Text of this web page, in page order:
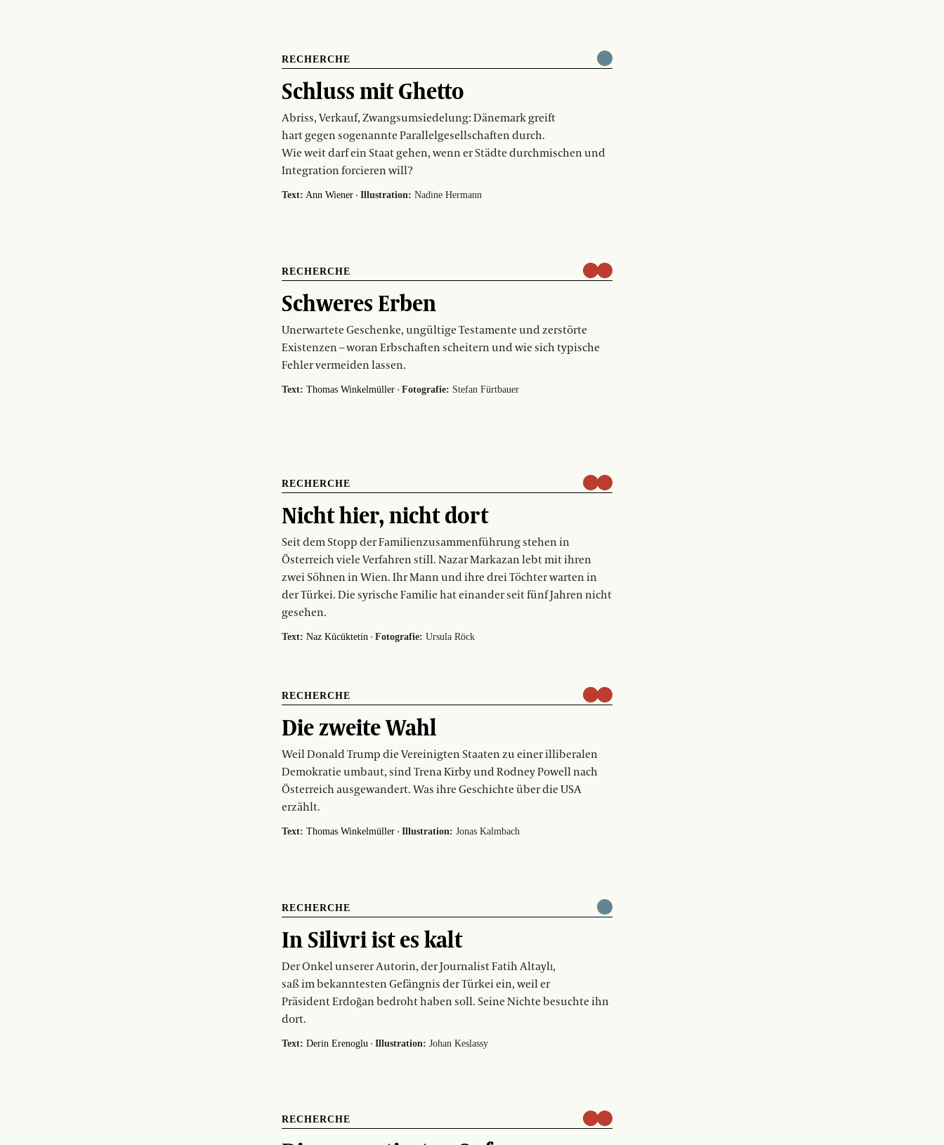
RECHERCHE
Schluss mit Ghetto
Abriss, Verkauf, Zwangsumsiedelung: Dänemark greift
hart gegen sogenannte Parallelgesellschaften durch.
Wie weit darf ein Staat gehen, wenn er Städte durchmischen und
Integration forcieren will?
Text: Ann Wiener· Illustration: Nadine Hermann
RECHERCHE
Schweres Erben
Unerwartete Geschenke, ungültige Testamente und zerstörte
Existenzen – woran Erbschaften scheitern und wie sich typische
Fehler vermeiden lassen.
Text: Thomas Winkelmüller· Fotografie: Stefan Fürtbauer
RECHERCHE
Nicht hier, nicht dort
Seit dem Stopp der Familienzusammenführung stehen in
Österreich viele Verfahren still. Nazar Markazan lebt mit ihren
zwei Söhnen in Wien. Ihr Mann und ihre drei Töchter warten in
der Türkei. Die syrische Familie hat einander seit fünf Jahren nicht
gesehen.
Text: Naz Kücüktetin· Fotografie: Ursula Röck
RECHERCHE
Die zweite Wahl
Weil Donald Trump die Vereinigten Staaten zu einer illiberalen
Demokratie umbaut, sind Trena Kirby und Rodney Powell nach
Österreich ausgewandert. Was ihre Geschichte über die USA
erzählt.
Text: Thomas Winkelmüller· Illustration: Jonas Kalmbach
RECHERCHE
In Silivri ist es kalt
Der Onkel unserer Autorin, der Journalist Fatih Altaylı,
saß im bekanntesten Gefängnis der Türkei ein, weil er
Präsident Erdoğan bedroht haben soll. Seine Nichte besuchte ihn
dort.
Text: Derin Erenoglu· Illustration: Johan Keslassy
RECHERCHE